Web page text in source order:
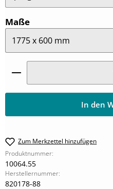
Maßeauswählen
Produkt Anzahl: Gib
In den
Zum Merkzettel hinzufügen
Produktnummer:
10064.55
Herstellernummer:
820178-88